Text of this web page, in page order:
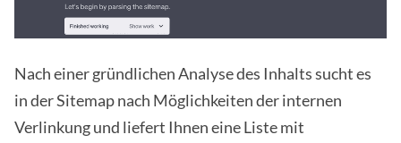
Nach einer gründlichen Analyse des Inhalts sucht es
in der Sitemap nach Möglichkeiten der internen
Verlinkung und liefert Ihnen eine Liste mit